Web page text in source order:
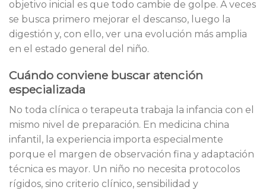
objetivo inicial es que todo cambie de golpe. A veces
se busca primero mejorar el descanso, luego la
digestión y, con ello, ver una evolución más amplia
en el estado general del niño.
Cuándo conviene buscar atención
especializada
No toda clínica o terapeuta trabaja la infancia con el
mismo nivel de preparación. En medicina china
infantil, la experiencia importa especialmente
porque el margen de observación fina y adaptación
técnica es mayor. Un niño no necesita protocolos
rígidos, sino criterio clínico, sensibilidad y